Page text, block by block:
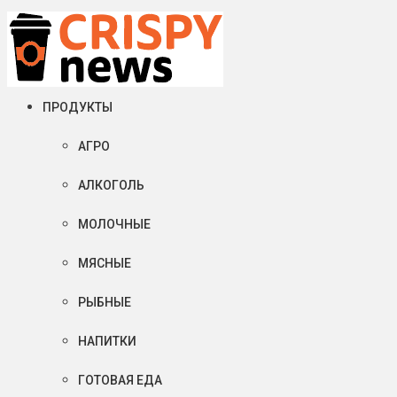
Суббота, 08 августа, 2026
Crispy News/Криспи Ньюс
События и тенденции рынка пищевой промышленности в
ПРОДУКТЫ
АГРО
АЛКОГОЛЬ
МОЛОЧНЫЕ
МЯСНЫЕ
РЫБНЫЕ
НАПИТКИ
ГОТОВАЯ ЕДА